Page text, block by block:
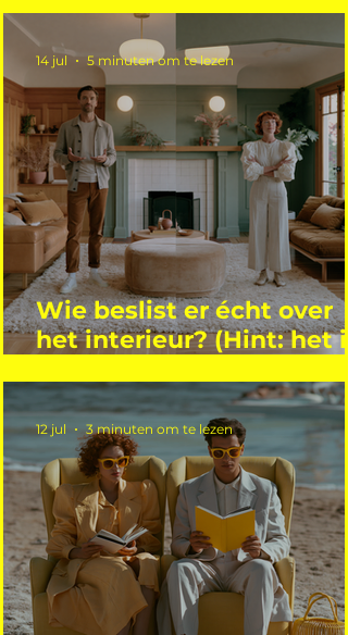
Wie beslist er écht over
het interieur? (Hint: het is
14 jul 5 minuten om te lezen
12 jul 3 minuten om te lezen